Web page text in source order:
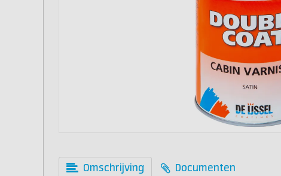
Omschrijving Documenten